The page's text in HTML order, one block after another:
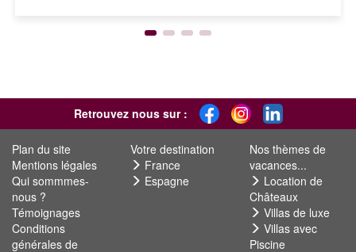
Retrouvez nous sur :
Plan du site
Mentions légales
Qui sommmes-
nous ?
Témoignages
Conditions
générales de
Votre destination
France
Espagne
Nos thèmes de
vacances...
Location de
Châteaux
Villas de luxe
Villas avec
Piscine